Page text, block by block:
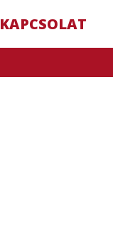
KAPCSOLAT